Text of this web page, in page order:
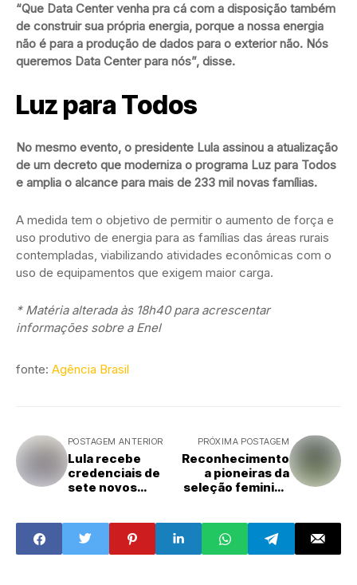
“Que Data Center venha pra cá com a disposição também
de construir sua própria energia, porque a nossa energia
não é para a produção de dados para o exterior não. Nós
queremos Data Center para nós”, disse.
Luz para Todos
No mesmo evento, o presidente Lula assinou a atualização
de um decreto que moderniza o programa Luz para Todos
e amplia o alcance para mais de 233 mil novas famílias.
A medida tem o objetivo de permitir o aumento de força e
uso produtivo de energia para as famílias das áreas rurais
contempladas, viabilizando atividades econômicas com o
uso de equipamentos que exigem maior carga.
* Matéria alterada às 18h40 para acrescentar
informações sobre a Enel
fonte: Agência Brasil
POSTAGEM ANTERIOR
Lula recebe
credenciais de
sete novos
PRÓXIMA POSTAGEM
Reconhecimento
a pioneiras da
seleção feminina